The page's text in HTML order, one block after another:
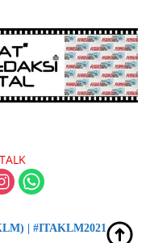
| #ITAKLM2021